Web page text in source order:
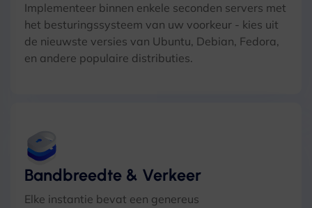
Implementeer binnen enkele seconden servers met
het besturingssysteem van uw voorkeur - kies uit
de nieuwste versies van Ubuntu, Debian, Fedora,
en andere populaire distributies.
Bandbreedte & Verkeer
Elke instantie bevat een genereus